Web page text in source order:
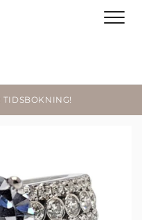
TIDSBOKNING!